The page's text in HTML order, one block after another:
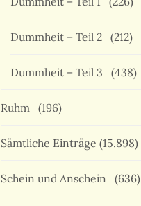
Dummheit – Teil 2 (212)
Dummheit – Teil 3 (438)
Ruhm (196)
Sämtliche Einträge (15.898)
Schein und Anschein (636)